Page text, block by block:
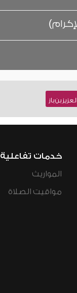
خدمات تفاعلية
المواريث
مواقيت الصلاة